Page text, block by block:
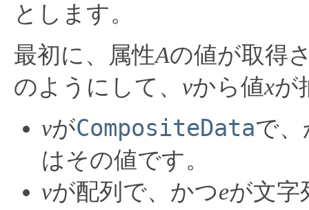
とします。
最初に、属性Aの値が取得
のようにして、 vから値xが
vがCompositeDataで
はその値です。
vが配列で、かつeが文字